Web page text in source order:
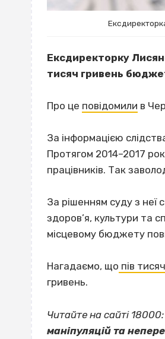
Ексдиректорку
тисяч гривень
Про це повідомили в
За інформацією
Протягом 2014–2017
працівників. Так
За рішенням суду з неї
здоров’я, культури та
місцевому бюджету
Нагадаємо, що пів
гривень.
Читайте на сайті
маніпуляцій та